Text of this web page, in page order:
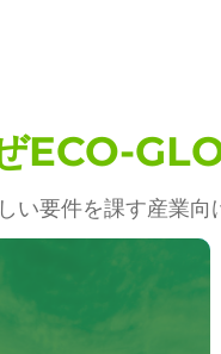
ECO-
要件を課す産業向